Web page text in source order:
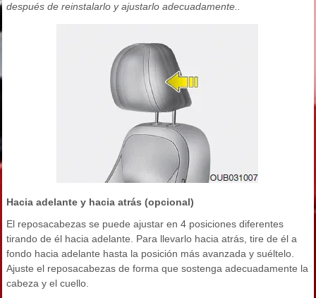
después de reinstalarlo y ajustarlo adecuadamente..
Hacia adelante y hacia atrás (opcional)
El reposacabezas se puede ajustar en 4 posiciones diferentes
tirando de él hacia adelante. Para llevarlo hacia atrás, tire de él a
fondo hacia adelante hasta la posición más avanzada y suéltelo.
Ajuste el reposacabezas de forma que sostenga adecuadamente la
cabeza y el cuello.